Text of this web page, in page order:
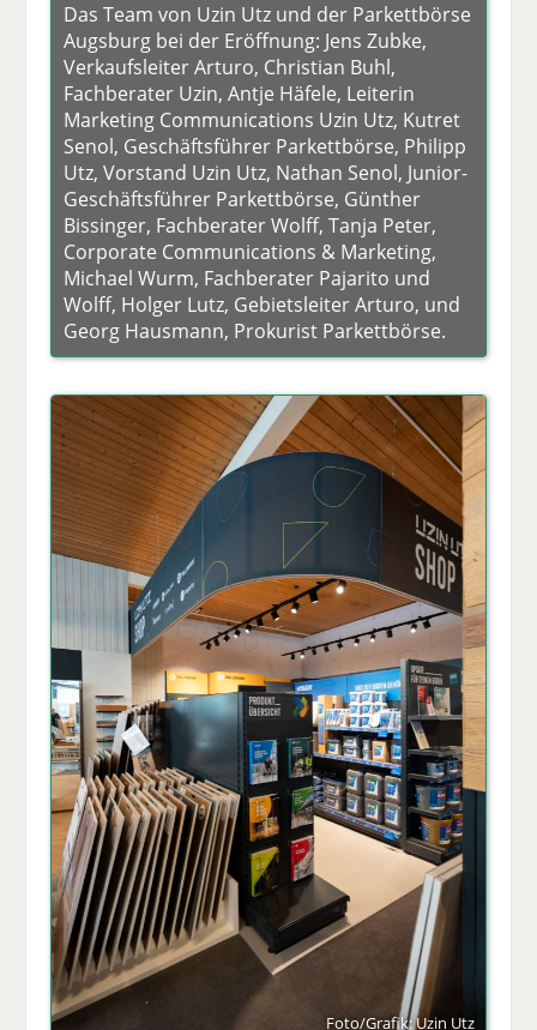
Das Team von Uzin Utz und der Parkettbörse
Augsburg bei der Eröffnung: Jens Zubke,
Verkaufsleiter Arturo, Christian Buhl,
Fachberater Uzin, Antje Häfele, Leiterin
Marketing Communications Uzin Utz, Kutret
Senol, Geschäftsführer Parkettbörse, Philipp
Utz, Vorstand Uzin Utz, Nathan Senol, Junior-
Geschäftsführer Parkettbörse, Günther
Bissinger, Fachberater Wolff, Tanja Peter,
Corporate Communications & Marketing,
Michael Wurm, Fachberater Pajarito und
Wolff, Holger Lutz, Gebietsleiter Arturo, und
Georg Hausmann, Prokurist Parkettbörse.
Foto/Grafik: Uzin Utz